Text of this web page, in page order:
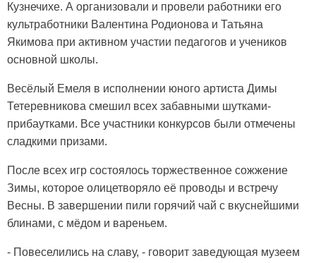
Кузнечихе. А организовали и провели работники его
культработники Валентина Родионова и Татьяна
Якимова при активном участии педагогов и учеников
основной школы.
Весёлый Емеля в исполнении юного артиста Димы
Тетеревникова смешил всех забавными шутками-
прибаутками. Все участники конкурсов были отмечены
сладкими призами.
После всех игр состоялось торжественное сожжение
Зимы, которое олицетворяло её проводы и встречу
Весны. В завершении пили горячий чай с вкуснейшими
блинами, с мёдом и вареньем.
- Повеселились на славу, - говорит заведующая музеем